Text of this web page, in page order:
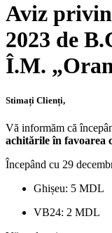
Aviz
2023 de
Î.M.
Stimați Clienți,
Vă informăm că
achitările în favoarea
Începând cu 29
Ghișeu: 5 MDL
VB24: 2 MDL